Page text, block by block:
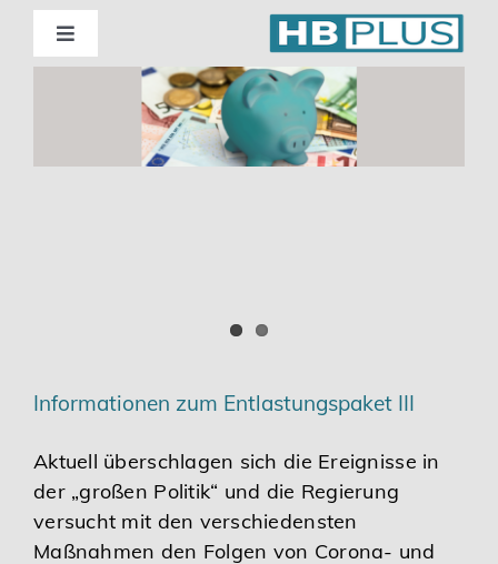
Skip
content
Toggle
Navigation
Beratung
Digitalisierung | Steuerberatung
Karriere
Informationen zum Entlastungspaket III
Aktuell überschlagen sich die Ereignisse in
der „großen Politik“ und die Regierung
versucht mit den verschiedensten
Maßnahmen den Folgen von Corona- und